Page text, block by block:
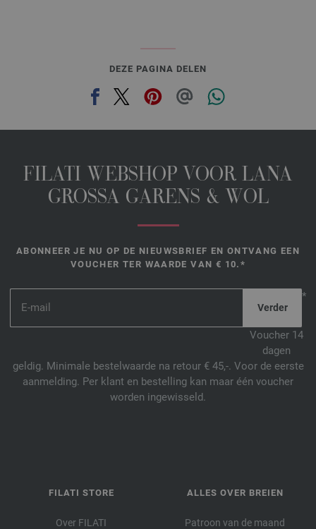
DEZE PAGINA DELEN
FILATI WEBSHOP VOOR LANA
GROSSA GARENS & WOL
ABONNEER JE NU OP DE NIEUWSBRIEF EN ONTVANG EEN
VOUCHER TER WAARDE VAN € 10.*
*
Voucher 14
dagen
geldig. Minimale bestelwaarde na retour € 45,-. Voor de eerste
aanmelding. Per klant en bestelling kan maar één voucher
worden ingewisseld.
FILATI STORE
Over FILATI
ALLES OVER BREIEN
Patroon van de maand